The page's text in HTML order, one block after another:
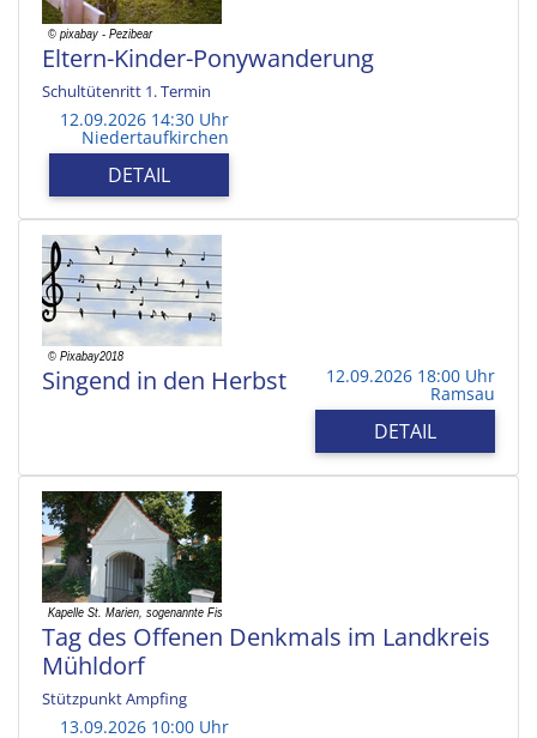
Eltern-Kinder-Ponywanderung
Schultütenritt 1. Termin
12.09.2026 14:30 Uhr
Niedertaufkirchen
DETAIL
Singend in den Herbst 12.09.2026 18:00 Uhr
Ramsau
DETAIL
Tag des Offenen Denkmals im Landkreis
Mühldorf
Stützpunkt Ampfing
13.09.2026 10:00 Uhr